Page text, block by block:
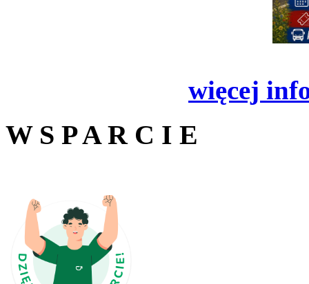
więcej
W S P A R C I E